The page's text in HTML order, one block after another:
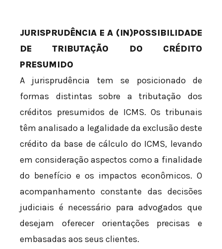
JURISPRUDÊNCIA E A (IN)POSSIBILIDADE
DE TRIBUTAÇÃO DO CRÉDITO
PRESUMIDO
A jurisprudência tem se posicionado de
formas distintas sobre a tributação dos
créditos presumidos de ICMS. Os tribunais
têm analisado a legalidade da exclusão deste
crédito da base de cálculo do ICMS, levando
em consideração aspectos como a finalidade
do benefício e os impactos econômicos. O
acompanhamento constante das decisões
judiciais é necessário para advogados que
desejam oferecer orientações precisas e
embasadas aos seus clientes.